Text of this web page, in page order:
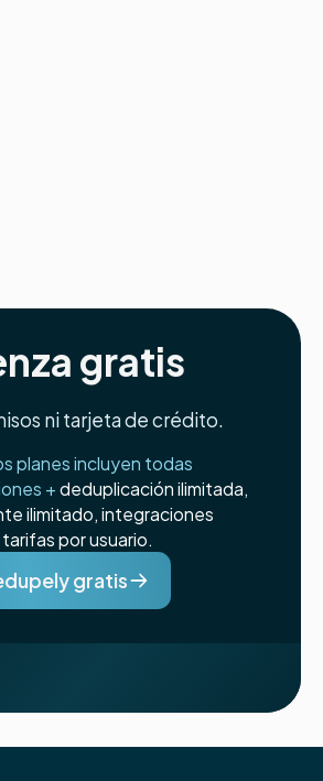
gratis
ni tarjeta de crédito.
planes incluyen todas
+ deduplicación ilimitada,
ilimitado, integraciones
por usuario.
gratis